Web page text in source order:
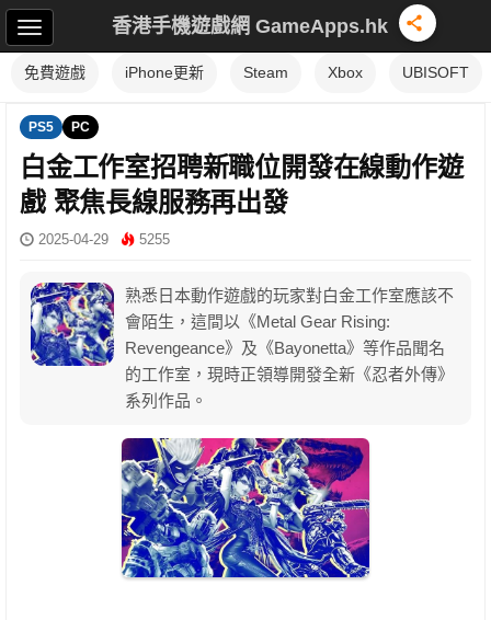
香港手機遊戲網 GameApps.hk
免費遊戲 iPhone更新 Steam Xbox UBISOFT
PS5 PC
白金工作室招聘新職位開發在線動作遊
戲 聚焦長線服務再出發
2025-04-29 5255
熟悉日本動作遊戲的玩家對白金工作室應該不
會陌生，這間以《Metal Gear Rising:
Revengeance》及《Bayonetta》等作品聞名
的工作室，現時正領導開發全新《忍者外傳》
系列作品。